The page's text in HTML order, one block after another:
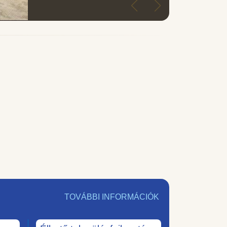
TOVÁBBI INFORMÁCIÓK